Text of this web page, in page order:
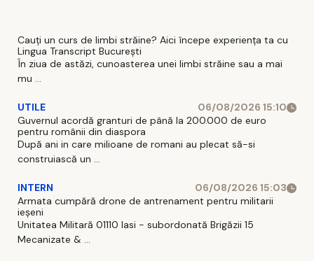
Cauți un curs de limbi străine? Aici începe experiența ta cu
Lingua Transcript București
În ziua de astăzi, cunoasterea unei limbi străine sau a mai
mu ...
UTILE
06/08/2026 15:10
Guvernul acordă granturi de până la 200.000 de euro
pentru românii din diaspora
După ani in care milioane de romani au plecat să-si
construiască un ...
INTERN
06/08/2026 15:03
Armata cumpără drone de antrenament pentru militarii
ieșeni
Unitatea Militară 01110 Iasi - subordonată Brigăzii 15
Mecanizate & ...